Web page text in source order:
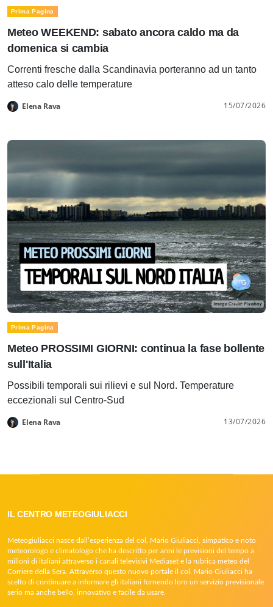
Prima Pagina
Meteo WEEKEND: sabato ancora caldo ma da
domenica si cambia
Correnti fresche dalla Scandinavia porteranno ad un tanto
atteso calo delle temperature
Elena Rava 15/07/2026
Prima Pagina
Meteo PROSSIMI GIORNI: continua la fase bollente
sull'Italia
Possibili temporali sui rilievi e sul Nord. Temperature
eccezionali sul Centro-Sud
Elena Rava 13/07/2026
IL CENTRO METEOGIULIACCI
Meteogiuliacci nasce dall’esperienza del col. Mario Giuliacci, simpatico e noto
meteorologo e climatologo che ha descritto per anni le previsioni del tempo a
milioni di italiani attraverso i canali televisivi Mediaset e la rubrica meteo del
Corriere della Sera. Attraverso questo nuovo portale il col. Mario Giuliacci ha
scelto di continuare a informare gli italiani fornendo loro un servizio previsionale
serio ma anche bello, innovativo e facile da usare.